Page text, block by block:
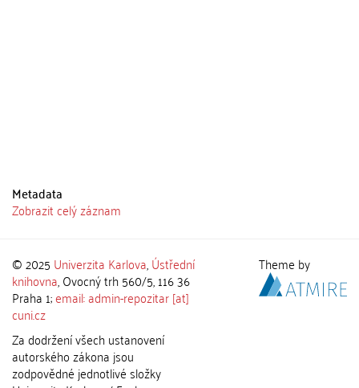
Metadata
Zobrazit celý záznam
© 2025 Univerzita Karlova,Ústřední
knihovna, Ovocný trh 560/5, 116 36
Praha 1;email: admin-repozitar [at]
cuni.cz
Za dodržení všech ustanovení
autorského zákona jsou
zodpovědné jednotlivé složky
Theme by